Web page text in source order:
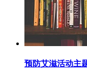
预防艾滋活动主